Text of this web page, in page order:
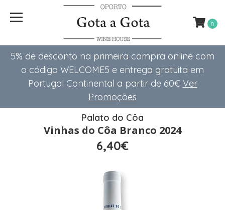
5% de desconto na primeira compra online com
o código WELCOME5 e entrega gratuita em
Portugal Continental a partir de 60€ Ver
Promoções
0
Palato do Côa
Vinhas do Côa Branco 2024
6,40€